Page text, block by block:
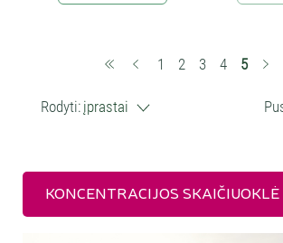
1 2 3 4 5
Rodyti: įprastai
KONCENTRACIJOS SKAIČIUOKLĖ